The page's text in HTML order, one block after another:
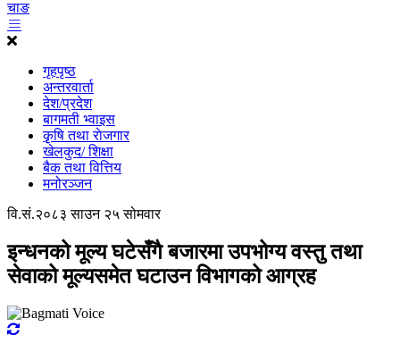
गृहपृष्ठ
अन्तरवार्ता
देश/प्रदेश
बागमती भ्वाइस
कृृषि तथा राेजगार
खेलकुद/ शिक्षा
बैक तथा वित्तिय
मनोरञ्जन
वि.सं.२०८३ साउन २५ सोमवार
इन्धनको मूल्य घटेसँगै बजारमा उपभोग्य वस्तु तथा
सेवाको मूल्यसमेत घटाउन विभागको आग्रह